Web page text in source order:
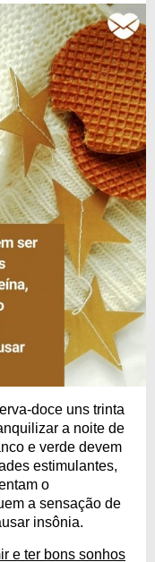
doce uns trinta
a noite de
e verde devem
estimulantes,
o
a sensação de
insônia.
e ter bons sonhos